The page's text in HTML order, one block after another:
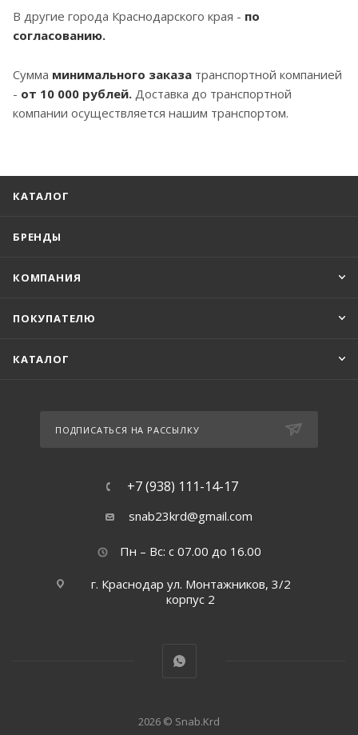
В другие города Краснодарского края - по
согласованию.
Сумма минимального заказа транспортной компанией
- от 10 000 рублей. Доставка до транспортной
компании осуществляется нашим транспортом.
КАТАЛОГ
БРЕНДЫ
КОМПАНИЯ
ПОКУПАТЕЛЮ
КАТАЛОГ
ПОДПИСАТЬСЯ НА РАССЫЛКУ
+7 (938) 111-14-17
snab23krd@gmail.com
Пн – Вс: с 07.00 до 16.00
г. Краснодар ул. Монтажников, 3/2
корпус 2
2026 © Snab.Krd